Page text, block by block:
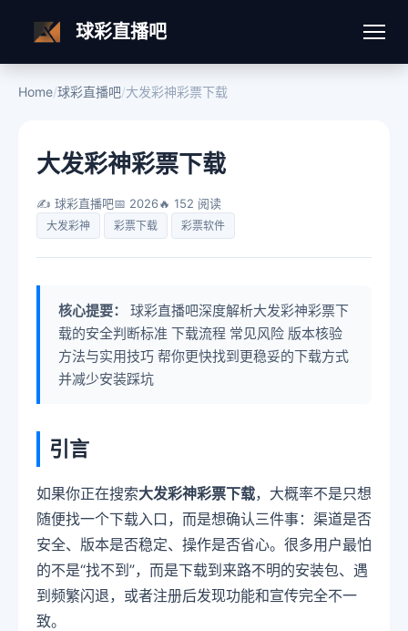
球彩直播吧
Home/球彩直播吧/大发彩神彩票下载
大发彩神彩票下载
✍️ 球彩直播吧📅 2026🔥 152 阅读
大发彩神 彩票下载 彩票软件
核心提要：
球彩直播吧深度解析大发彩神彩票下
载的安全判断标准 下载流程 常见风险 版本核验
方法与实用技巧 帮你更快找到更稳妥的下载方式
并减少安装踩坑
引言
如果你正在搜索大发彩神彩票下载，大概率不是只想
随便找一个下载入口，而是想确认三件事：渠道是否
安全、版本是否稳定、操作是否省心。很多用户最怕
的不是“找不到”，而是下载到来路不明的安装包、遇
到频繁闪退，或者注册后发现功能和宣传完全不一
致。